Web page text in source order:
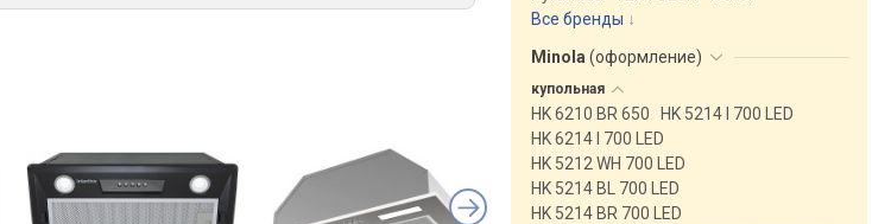
Все бренды
Minola (оформление)
купольная
HK 6210 BR 650
HK 5214 I 700 LED
HK 6214 I 700 LED
HK 5212 WH 700 LED
HK 5214 BL 700 LED
HK 5214 BR 700 LED